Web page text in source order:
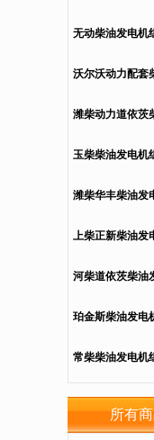
无动柴油发电机
沃尔沃动力配套
电机组
潍柴动力道依茨
电机组
玉柴柴油发电机
潍柴华丰柴油发
上柴正新柴油发
河柴道依茨柴油
珀金斯柴油发电
常柴柴油发电机
所有